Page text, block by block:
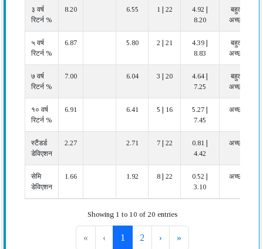
३ वर्ष
रिटर्न %
8.20 6.55 1 | 22
4.92 |
8.20
बहुत
अच्छा
५ वर्ष
रिटर्न %
6.87 5.80 2 | 21
4.39 |
8.83
बहुत
अच्छा
७ वर्ष
रिटर्न %
7.00 6.04 3 | 20
4.64 |
7.25
बहुत
अच्छा
१० वर्ष
रिटर्न %
6.91 6.41 5 | 16
5.27 |
7.45
अच्छा
स्टैंडर्ड
डेविएशन
2.27 2.71 7 | 22
0.81 |
4.42
अच्छा
सेमि
डेविएशन
1.66 1.92 8 | 22
0.52 |
3.10
अच्छा
Showing 1 to 10 of 20 entries
« ‹ 1 2 › »